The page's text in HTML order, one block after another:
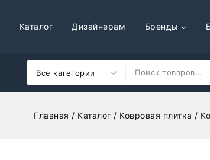
Каталог Дизайнерам Бренды
Главная / Каталог / Ковровая плитка /